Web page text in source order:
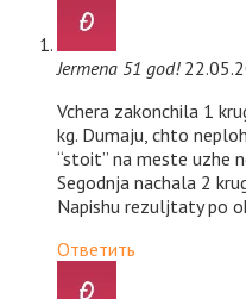
Jermena 51 god!
Vchera zakonchila 1
kg. Dumaju, chto
“stoit” na meste uzhe
Segodnja nachala 2
Napishu rezuljtaty po
Ответить